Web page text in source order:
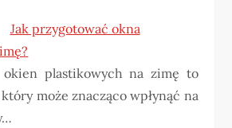
Jak przygotować okna
okien plastikowych na zimę to
może znacząco wpłynąć na